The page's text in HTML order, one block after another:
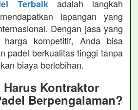
Terbaikadalah langkah
lapangan yang
Dengan jasa yang
harga kompetitif, Anda bisa
padel berkualitas tinggi tanpa
biaya berlebihan.
Harus Kontraktor
Berpengalaman?